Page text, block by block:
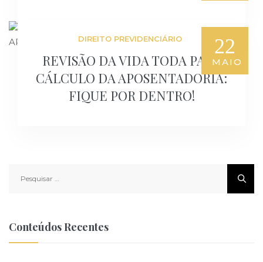
22
MAIO
DIREITO PREVIDENCIÁRIO
REVISÃO DA VIDA TODA PARA
CÁLCULO DA APOSENTADORIA:
FIQUE POR DENTRO!
por:
Conteúdos Recentes